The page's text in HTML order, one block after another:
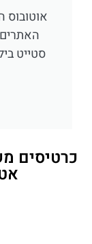
אוטובוס
סטייט
כרטיסים